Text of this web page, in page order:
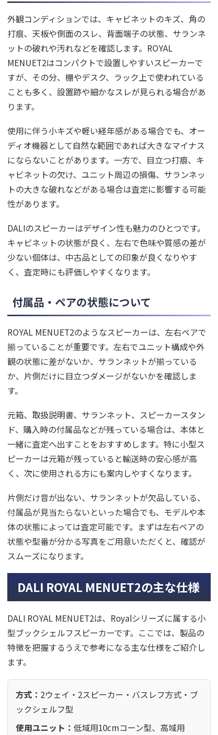
外観コンディションでは、キャビネットのキズ、角の
打痕、天板や側面のスレ、背面端子の状態、サランネ
ットの破れや汚れなどを確認します。ROYAL
MENUET2はコンパクトで設置しやすいスピーカーで
すが、その分、棚やデスク、ラック上で使われている
ことも多く、設置跡や細かなスレが見られる場合があ
ります。
使用に伴う小キズや軽い経年感がある場合でも、オー
ディオ機器として自然な範囲であれば大きなマイナス
にならないことがあります。一方で、目立つ打痕、キ
ャビネットの欠け、ユニット周辺の損傷、サランネッ
トの大きな破れなどがある場合は査定に影響する可能
性があります。
DALIのスピーカーはデザイン性も魅力のひとつです。
キャビネットの状態が良く、左右で色味や質感の差が
少ない個体は、中古品としての印象が良くなりやす
く、査定時にも評価しやすくなります。
付属品・ペアの状態について
ROYAL MENUET2のようなスピーカーは、左右ペアで
揃っていることが重要です。左右でユニット構成や外
観の状態に差がないか、サランネットが揃っている
か、片側だけに目立つダメージがないかを確認しま
す。
元箱、取扱説明書、サランネット、スピーカースタン
ド、購入時の付属品などが残っている場合は、本体と
一緒に査定へ出すことをおすすめします。特に小型ス
ピーカーは元箱が残っていると輸送時の安心感が高
く、次に使用される方にも案内しやすくなります。
片側だけ音が出ない、サランネットが欠品している、
付属品が見当たらないといった場合でも、モデルや本
体の状態によっては査定可能です。まずは左右ペアの
状態や型番が分かる写真をご用意いただくと、確認が
スムーズになります。
DALI ROYAL MENUET2の主な仕様
DALI ROYAL MENUET2は、Royalシリーズに属する小
型ブックシェルフスピーカーです。ここでは、製品の
特徴を把握するうえで参考になる主な仕様をご紹介し
ます。
方式： 2ウェイ・2スピーカー・バスレフ方式・ブ
ックシェルフ型
使用ユニット： 低域用10cmコーン型、高域用